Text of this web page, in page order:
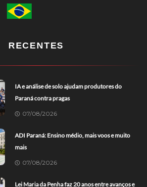
RECENTES
IA e análise de solo ajudam produtores do
Paraná contra pragas
07/08/2026
ADI Paraná: Ensino médio, mais voos e muito
mais
07/08/2026
Lei Maria da Penha faz 20 anos entre avanços e